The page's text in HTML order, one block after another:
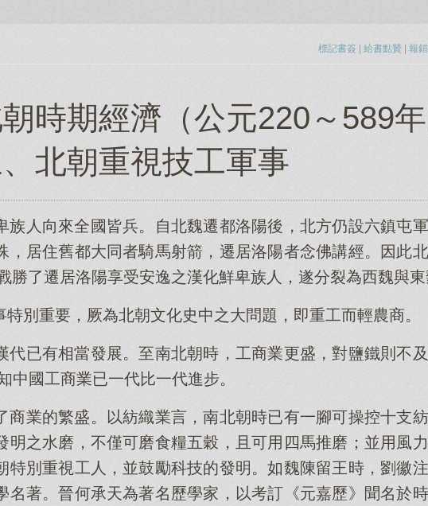
標記書簽 | 給書點贊 | 報
時期經濟（公元220～589年
北朝重視技工軍事
族人向來全國皆兵。自北魏遷都洛陽後，北方仍設六鎮屯
，居住舊都大同者騎馬射箭，遷居洛陽者念佛講經。因此
了遷居洛陽享受安逸之漢化鮮卑族人，遂分裂為西魏與東
別重要，厥為北朝文化史中之大問題，即重工而輕農商。
代已有相當發展。至南北朝時，工商業更盛，對鹽鐵則不
中國工商業已一代比一代進步。
商業的繁盛。以紡織業言，南北朝時已有一腳可操控十支
明之水磨，不僅可磨食糧五穀，且可用四馬推磨；並用風
特別重視工人，並鼓勵科技的發明。如魏陳留王時，劉徽
名著。晉何承天為著名歷學家，以考訂《元嘉歷》聞名於